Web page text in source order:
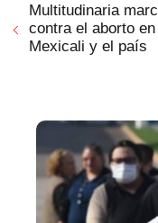
Multitudinaria
contra el aborto en
Mexicali y el país